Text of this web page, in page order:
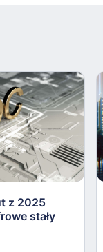
z 2025
stały